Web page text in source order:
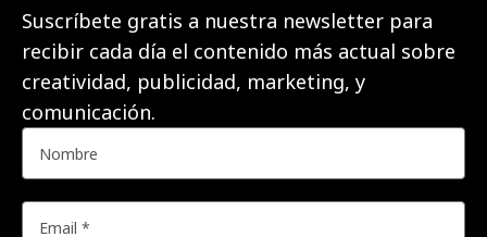
Suscríbete gratis a nuestra newsletter para
recibir cada día el contenido más actual sobre
creatividad, publicidad, marketing, y
comunicación.